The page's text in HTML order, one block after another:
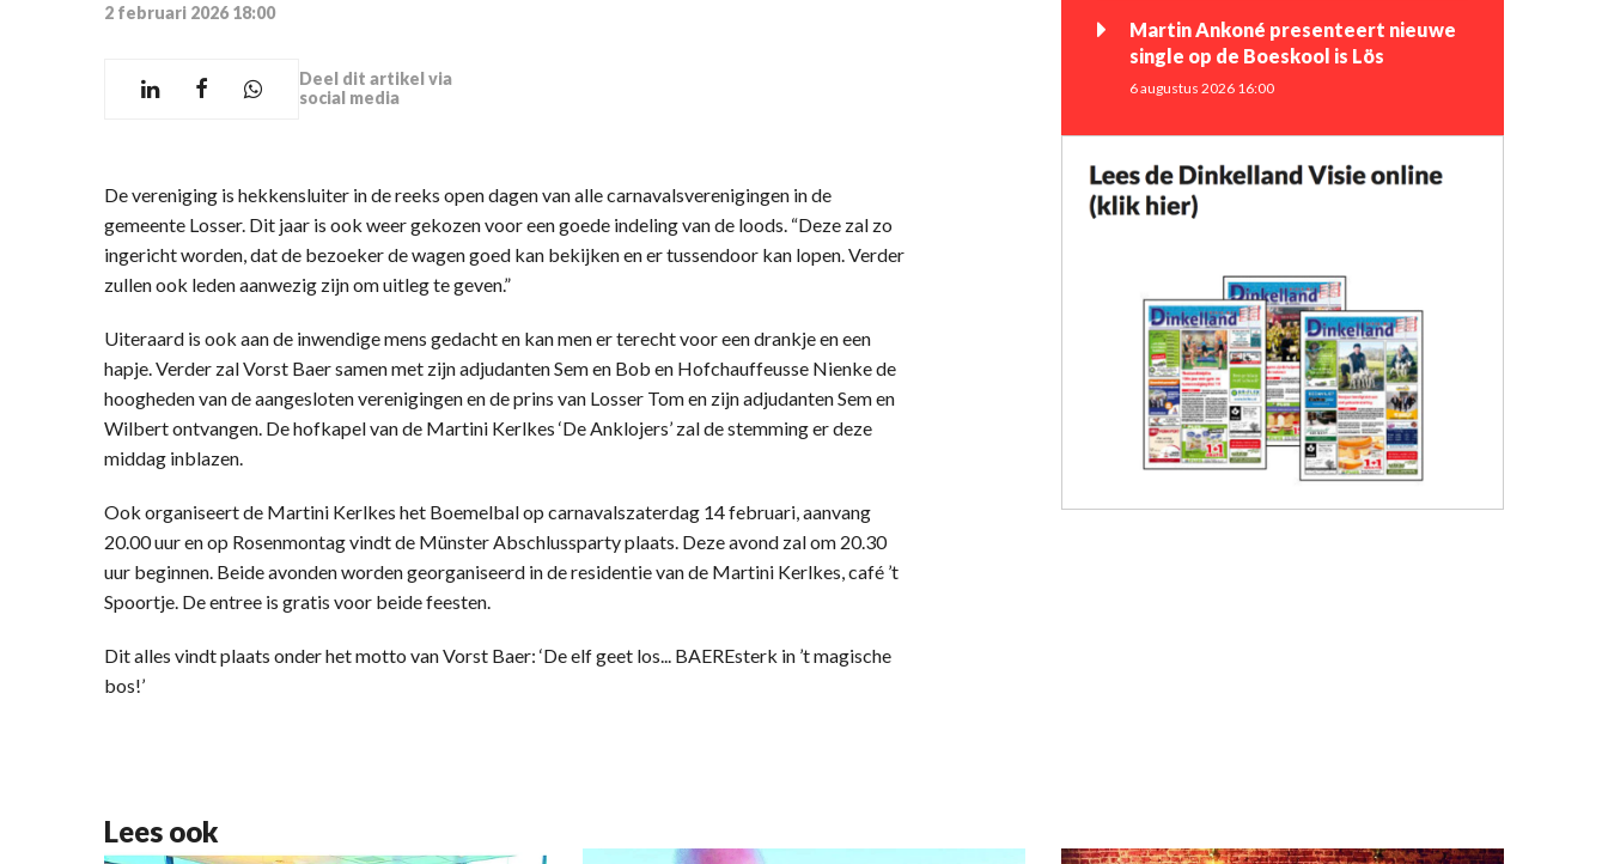
2 februari 2026 18:00
Deel dit artikel via
social media
De vereniging is hekkensluiter in de reeks open dagen van alle carnavalsverenigingen in de
gemeente Losser. Dit jaar is ook weer gekozen voor een goede indeling van de loods. “Deze zal zo
ingericht worden, dat de bezoeker de wagen goed kan bekijken en er tussendoor kan lopen. Verder
zullen ook leden aanwezig zijn om uitleg te geven.”
Uiteraard is ook aan de inwendige mens gedacht en kan men er terecht voor een drankje en een
hapje. Verder zal Vorst Baer samen met zijn adjudanten Sem en Bob en Hofchauffeusse Nienke de
hoogheden van de aangesloten verenigingen en de prins van Losser Tom en zijn adjudanten Sem en
Wilbert ontvangen. De hofkapel van de Martini Kerlkes ‘De Anklojers’ zal de stemming er deze
middag inblazen.
Ook organiseert de Martini Kerlkes het Boemelbal op carnavalszaterdag 14 februari, aanvang
20.00 uur en op Rosenmontag vindt de Münster Abschlussparty plaats. Deze avond zal om 20.30
uur beginnen. Beide avonden worden georganiseerd in de residentie van de Martini Kerlkes, café ’t
Spoortje. De entree is gratis voor beide feesten.
Dit alles vindt plaats onder het motto van Vorst Baer: ‘De elf geet los... BAEREsterk in ’t magische
bos!’
Martin Ankoné presenteert nieuwe
single op de Boeskool is Lös
6 augustus 2026 16:00
Lees ook